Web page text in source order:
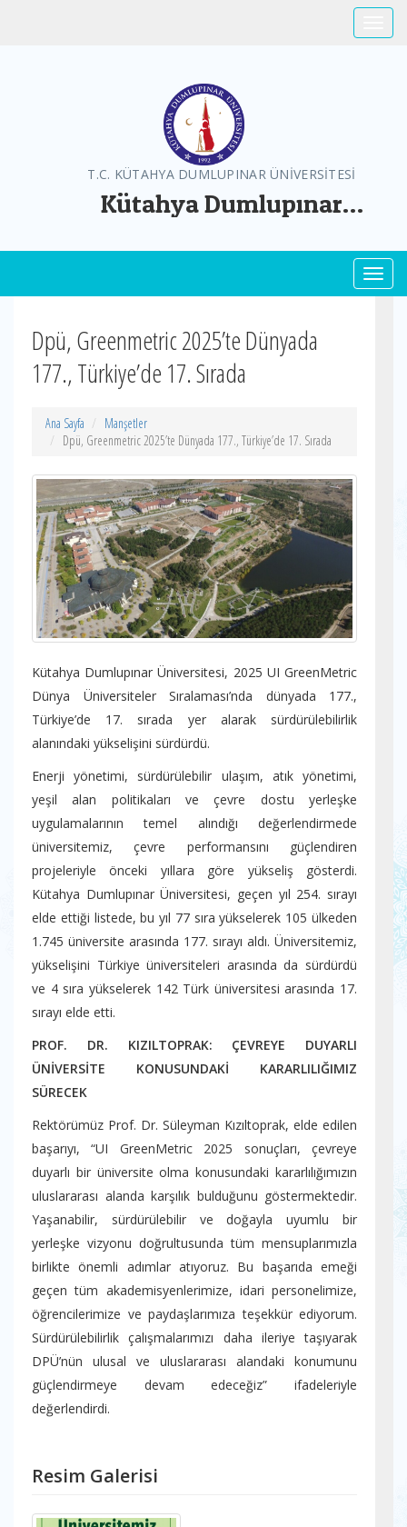
T.C. KÜTAHYA DUMLUPINAR ÜNİVERSİTESİ
Kütahya Dumlupınar
Dpü, Greenmetric 2025’te Dünyada
177., Türkiye’de 17. Sırada
Ana Sayfa
Manşetler
Dpü, Greenmetric 2025’te Dünyada 177., Türkiye’de 17. Sırada
Kütahya Dumlupınar Üniversitesi, 2025 UI GreenMetric
Dünya Üniversiteler Sıralaması’nda dünyada 177.,
Türkiye’de 17. sırada yer alarak sürdürülebilirlik
alanındaki yükselişini sürdürdü.
Enerji yönetimi, sürdürülebilir ulaşım, atık yönetimi,
yeşil alan politikaları ve çevre dostu yerleşke
uygulamalarının temel alındığı değerlendirmede
üniversitemiz, çevre performansını güçlendiren
projeleriyle önceki yıllara göre yükseliş gösterdi.
Kütahya Dumlupınar Üniversitesi, geçen yıl 254. sırayı
elde ettiği listede, bu yıl 77 sıra yükselerek 105 ülkeden
1.745 üniversite arasında 177. sırayı aldı. Üniversitemiz,
yükselişini Türkiye üniversiteleri arasında da sürdürdü
ve 4 sıra yükselerek 142 Türk üniversitesi arasında 17.
sırayı elde etti.
PROF. DR. KIZILTOPRAK: ÇEVREYE DUYARLI
ÜNİVERSİTE KONUSUNDAKİ KARARLILIĞIMIZ
SÜRECEK
Rektörümüz Prof. Dr. Süleyman Kızıltoprak, elde edilen
başarıyı, “UI GreenMetric 2025 sonuçları, çevreye
duyarlı bir üniversite olma konusundaki kararlılığımızın
uluslararası alanda karşılık bulduğunu göstermektedir.
Yaşanabilir, sürdürülebilir ve doğayla uyumlu bir
yerleşke vizyonu doğrultusunda tüm mensuplarımızla
birlikte önemli adımlar atıyoruz. Bu başarıda emeği
geçen tüm akademisyenlerimize, idari personelimize,
öğrencilerimize ve paydaşlarımıza teşekkür ediyorum.
Sürdürülebilirlik çalışmalarımızı daha ileriye taşıyarak
DPÜ’nün ulusal ve uluslararası alandaki konumunu
güçlendirmeye devam edeceğiz” ifadeleriyle
değerlendirdi.
Resim Galerisi